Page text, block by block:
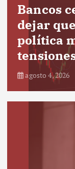
Bancos
dejar
política
agosto 4, 2026